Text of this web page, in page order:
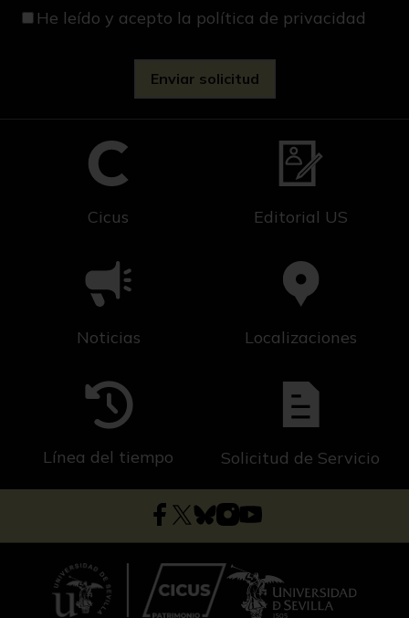
He leído y acepto la política de privacidad
Cicus Editorial US
Noticias Localizaciones
Línea del tiempo Solicitud de Servicio